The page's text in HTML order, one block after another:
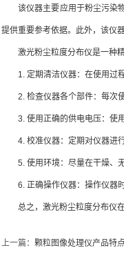
该仪器主要应用于粉尘污染物
提供重要参考依据。此外，该仪
激光粉尘粒度分布仪是一种精
1. 定期清洁仪器：在使用过程
2. 检查仪器各个部件：每次使
3. 使用正确的供电电压：使用
4. 校准仪器：定期对仪器进行
5. 使用环境：尽量在干燥、无
6. 正确操作仪器：操作仪器时
总之，激光粉尘粒度分布仪在
上一篇： 颗粒图像处理仪产品特